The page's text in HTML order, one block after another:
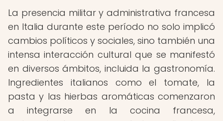
La presencia militar y administrativa francesa
en Italia durante este período no solo implicó
cambios políticos y sociales, sino también una
intensa interacción cultural que se manifestó
en diversos ámbitos, incluida la gastronomía.
Ingredientes italianos como el tomate, la
pasta y las hierbas aromáticas comenzaron
a integrarse en la cocina francesa,